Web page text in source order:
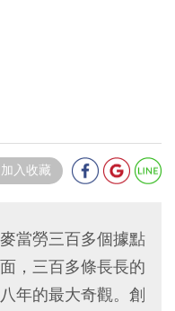
加入收藏
當勞三百多個據點
，三百多條長長的
年的最大奇觀。創